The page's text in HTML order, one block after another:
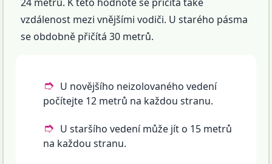
vzdálenost mezi vnějšími vodiči. U starého pásma
se obdobně přičítá 30 metrů.
U novějšího neizolovaného vedení
počítejte 12 metrů na každou stranu.
U staršího vedení může jít o 15 metrů
na každou stranu.